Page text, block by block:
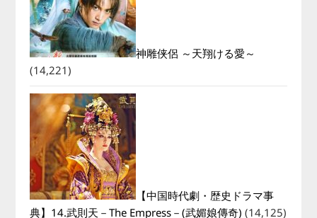
神雕侠侶 ～天翔ける愛～
(14,221)
【中国時代劇・歴史ドラマ事
典】14.武則天－The Empress－(武媚娘傳奇) (14,125)